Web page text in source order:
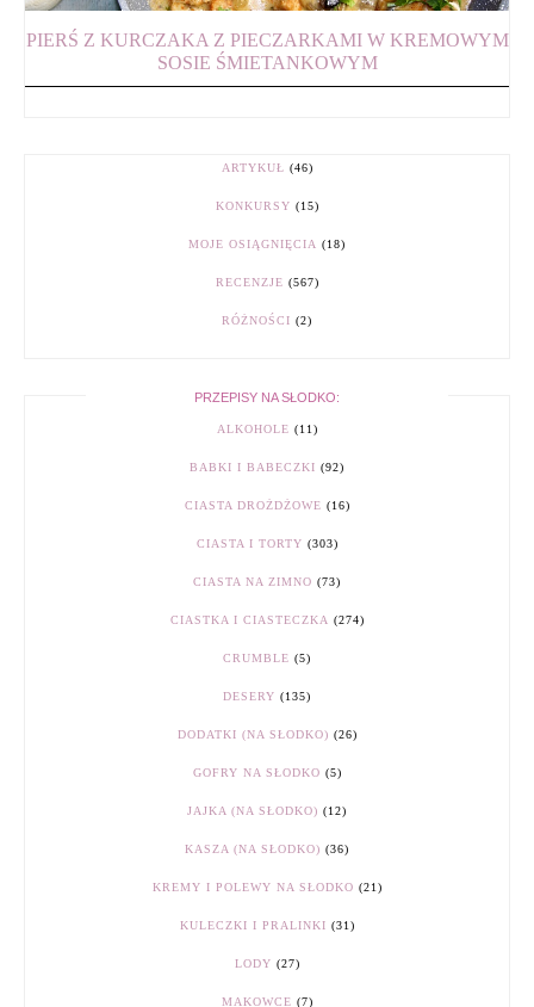
PIERŚ Z KURCZAKA Z PIECZARKAMI W KREMOWYM
SOSIE ŚMIETANKOWYM
ARTYKUŁ (46)
KONKURSY (15)
MOJE OSIĄGNIĘCIA (18)
RECENZJE (567)
RÓŻNOŚCI (2)
PRZEPISY NA SŁODKO:
ALKOHOLE (11)
BABKI I BABECZKI (92)
CIASTA DROŻDŻOWE (16)
CIASTA I TORTY (303)
CIASTA NA ZIMNO (73)
CIASTKA I CIASTECZKA (274)
CRUMBLE (5)
DESERY (135)
DODATKI (NA SŁODKO) (26)
GOFRY NA SŁODKO (5)
JAJKA (NA SŁODKO) (12)
KASZA (NA SŁODKO) (36)
KREMY I POLEWY NA SŁODKO (21)
KULECZKI I PRALINKI (31)
LODY (27)
MAKOWCE (7)